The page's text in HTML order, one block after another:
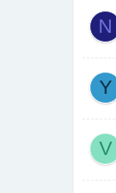
N
Y
V